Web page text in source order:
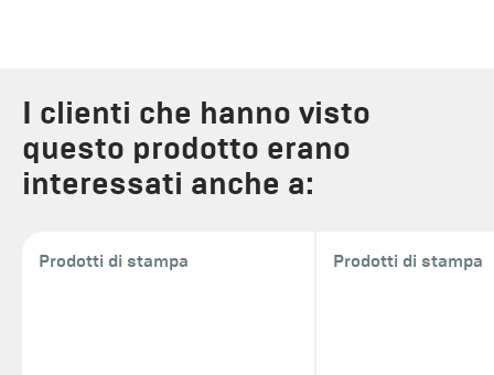
I clienti che hanno visto
questo prodotto erano
interessati anche a:
Prodotti di stampa Prodotti di stampa